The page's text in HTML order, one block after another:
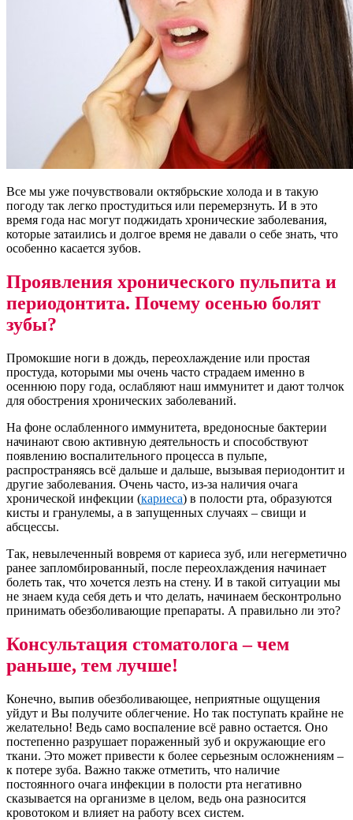
Все мы уже почувствовали октябрьские холода и в такую
погоду так легко простудиться или перемерзнуть. И в это
время года нас могут поджидать хронические заболевания,
которые затаились и долгое время не давали о себе знать, что
особенно касается зубов.
Проявления хронического пульпита и
периодонтита. Почему осенью болят
зубы?
Промокшие ноги в дождь, переохлаждение или простая
простуда, которыми мы очень часто страдаем именно в
осеннюю пору года, ослабляют наш иммунитет и дают толчок
для обострения хронических заболеваний.
На фоне ослабленного иммунитета, вредоносные бактерии
начинают свою активную деятельность и способствуют
появлению воспалительного процесса в пульпе,
распространяясь всё дальше и дальше, вызывая периодонтит и
другие заболевания. Очень часто, из-за наличия очага
хронической инфекции (кариеса) в полости рта, образуются
кисты и гранулемы, а в запущенных случаях – свищи и
абсцессы.
Так, невылеченный вовремя от кариеса зуб, или негерметично
ранее запломбированный, после переохлаждения начинает
болеть так, что хочется лезть на стену. И в такой ситуации мы
не знаем куда себя деть и что делать, начинаем бесконтрольно
принимать обезболивающие препараты. А правильно ли это?
Консультация стоматолога – чем
раньше, тем лучше!
Конечно, выпив обезболивающее, неприятные ощущения
уйдут и Вы получите облегчение. Но так поступать крайне не
желательно! Ведь само воспаление всё равно остается. Оно
постепенно разрушает пораженный зуб и окружающие его
ткани. Это может привести к более серьезным осложнениям –
к потере зуба. Важно также отметить, что наличие
постоянного очага инфекции в полости рта негативно
сказывается на организме в целом, ведь она разносится
кровотоком и влияет на работу всех систем.